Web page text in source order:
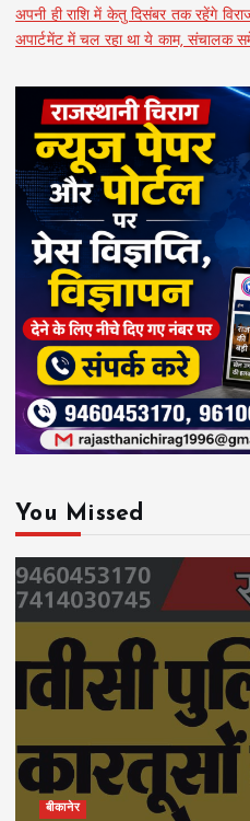
अपनी ही राशि में केतु दिसंबर तक रहेंगे
अपार्टमेंट में चल रहा था ये काम, संचालक
You Missed
बीकानेर